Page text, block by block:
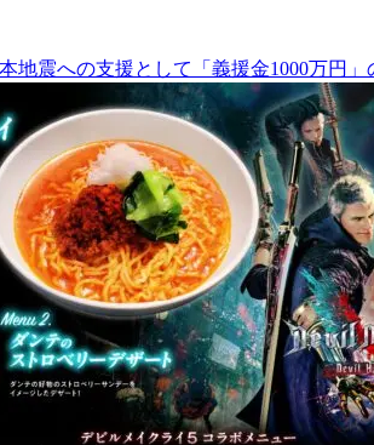
地震への支援として「義援金1000万円」